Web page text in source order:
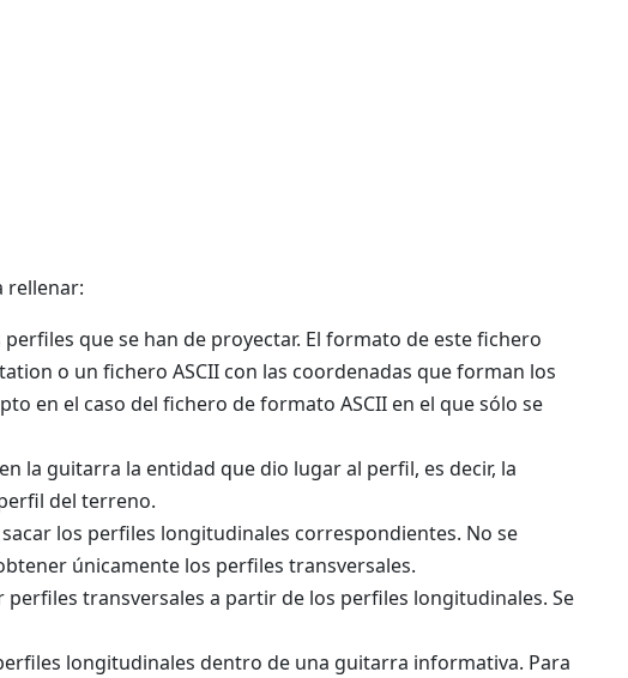
rellenar:
que se han de proyectar. El formato de este fichero
o un fichero ASCII con las coordenadas que forman los
en el caso del fichero de formato ASCII en el que sólo se
la guitarra la entidad que dio lugar al perfil, es decir, la
del terreno.
sacar los perfiles longitudinales correspondientes. No se
únicamente los perfiles transversales.
perfiles transversales a partir de los perfiles longitudinales. Se
longitudinales dentro de una guitarra informativa. Para